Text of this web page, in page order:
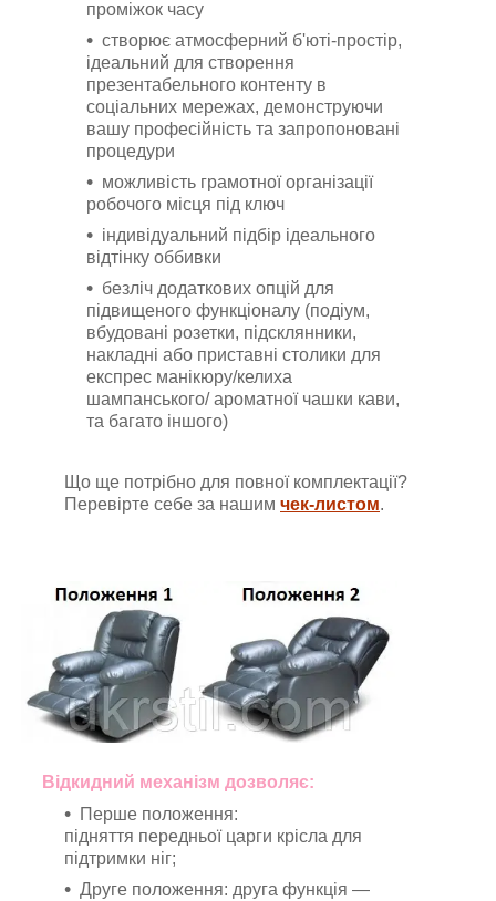
проміжок часу
створює атмосферний б'юті-простір,
ідеальний для створення
презентабельного контенту в
соціальних мережах, демонструючи
вашу професійність та запропоновані
процедури
можливість грамотної організації
робочого місця під ключ
індивідуальний підбір ідеального
відтінку оббивки
безліч додаткових опцій для
підвищеного функціоналу (подіум,
вбудовані розетки, підсклянники,
накладні або приставні столики для
експрес манікюру/келиха
шампанського/ ароматної чашки кави,
та багато іншого)
Що ще потрібно для повної комплектації?
Перевірте себе за нашим чек-листом.
Відкидний механізм дозволяє:
Перше положення:
підняття передньої царги крісла для
підтримки ніг;
Друге положення: друга функція —